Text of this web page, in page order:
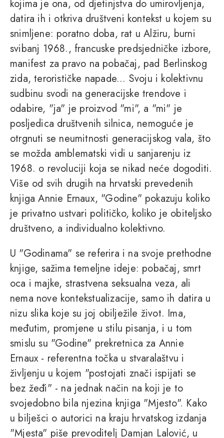
kojima je ona, od djetinjstva do umirovljenja,
datira ih i otkriva društveni kontekst u kojem su
snimljene: poratno doba, rat u Alžiru, burni
svibanj 1968., francuske predsjedničke izbore,
manifest za pravo na pobačaj, pad Berlinskog
zida, terorističke napade... Svoju i kolektivnu
sudbinu svodi na generacijske trendove i
odabire, "ja" je proizvod "mi", a "mi" je
posljedica društvenih silnica, nemoguće je
otrgnuti se neumitnosti generacijskog vala, što
se možda amblematski vidi u sanjarenju iz
1968. o revoluciji koja se nikad neće dogoditi.
Više od svih drugih na hrvatski prevedenih
knjiga Annie Ernaux, "Godine" pokazuju koliko
je privatno ustvari političko, koliko je obiteljsko
društveno, a individualno kolektivno.
U "Godinama" se referira i na svoje prethodne
knjige, sažima temeljne ideje: pobačaj, smrt
oca i majke, strastvena seksualna veza, ali
nema nove kontekstualizacije, samo ih datira u
nizu slika koje su joj obilježile život. Ima,
međutim, promjene u stilu pisanja, i u tom
smislu su "Godine" prekretnica za Annie
Ernaux - referentna točka u stvaralaštvu i
življenju u kojem "postojati znači ispijati se
bez žeđi" - na jednak način na koji je to
svojedobno bila njezina knjiga "Mjesto". Kako
u bilješci o autorici na kraju hrvatskog izdanja
"Mjesta" piše prevoditelj Damjan Lalović, u